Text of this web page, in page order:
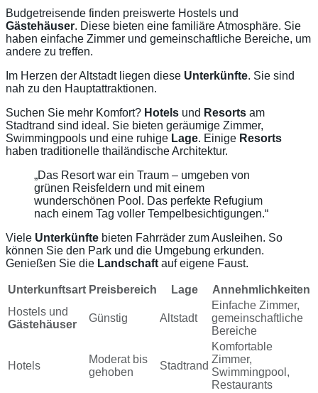
Budgetreisende finden preiswerte Hostels und
Gästehäuser. Diese bieten eine familiäre Atmosphäre. Sie
haben einfache Zimmer und gemeinschaftliche Bereiche, um
andere zu treffen.
Im Herzen der Altstadt liegen diese Unterkünfte. Sie sind
nah zu den Hauptattraktionen.
Suchen Sie mehr Komfort? Hotels und Resorts am
Stadtrand sind ideal. Sie bieten geräumige Zimmer,
Swimmingpools und eine ruhige Lage. Einige Resorts
haben traditionelle thailändische Architektur.
„Das Resort war ein Traum – umgeben von
grünen Reisfeldern und mit einem
wunderschönen Pool. Das perfekte Refugium
nach einem Tag voller Tempelbesichtigungen.“
Viele Unterkünfte bieten Fahrräder zum Ausleihen. So
können Sie den Park und die Umgebung erkunden.
Genießen Sie die Landschaft auf eigene Faust.
Unterkunftsart Preisbereich Lage
Annehmlichkeiten
Hostels und
Gästehäuser
Günstig Altstadt
Einfache Zimmer,
gemeinschaftliche
Bereiche
Hotels
Moderat bis
gehoben
Stadtrand
Komfortable
Zimmer,
Swimmingpool,
Restaurants